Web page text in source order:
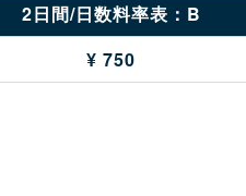
2日間/日数料率表：B
¥ 750